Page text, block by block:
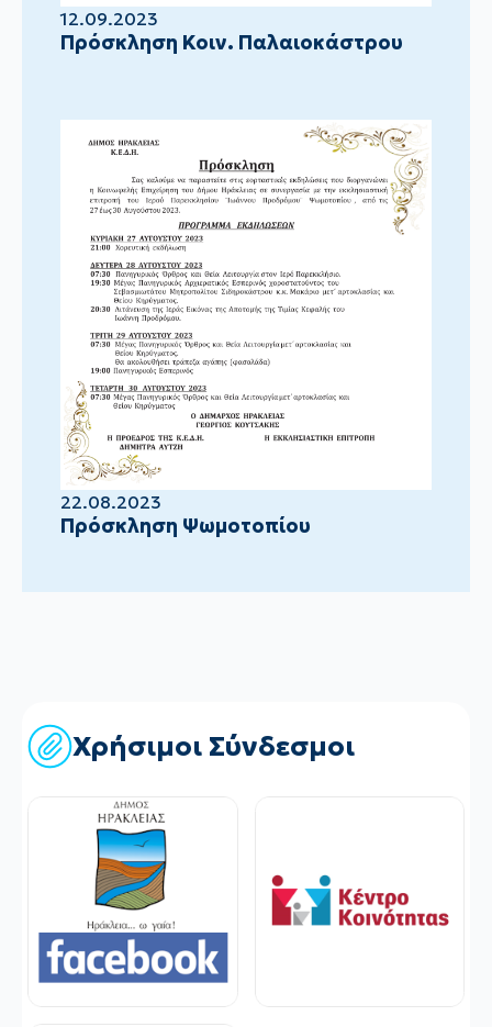
12.09.2023
Πρόσκληση Κοιν. Παλαιοκάστρου
22.08.2023
Πρόσκληση Ψωμοτοπίου
Χρήσιμοι Σύνδεσμοι